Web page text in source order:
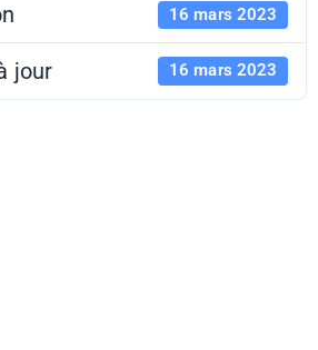
16 mars 2023
jour 16 mars 2023